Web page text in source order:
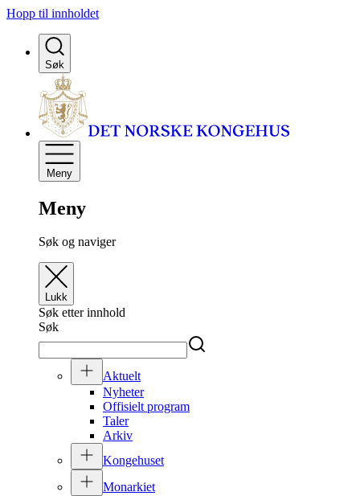
Hopp til innholdet
Søk
Meny
Meny
Søk og naviger
Lukk
Søk etter innhold
Søk
Aktuelt
Nyheter
Offisielt program
Taler
Arkiv
Kongehuset
Monarkiet